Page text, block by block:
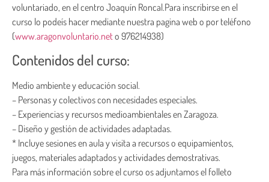
voluntariado, en el centro Joaquín Roncal.Para inscribirse en el
curso lo podeís hacer mediante nuestra pagina web o por teléfono
(www.aragonvoluntario.neto 976214938)
Contenidos del curso:
Medio ambiente y educación social.
– Personas y colectivos con necesidades especiales.
– Experiencias y recursos medioambientales en Zaragoza.
– Diseño y gestión de actividades adaptadas.
* Incluye sesiones en aula y visita a recursos o equipamientos,
juegos, materiales adaptados y actividades demostrativas.
Para más información sobre el curso os adjuntamos el folleto